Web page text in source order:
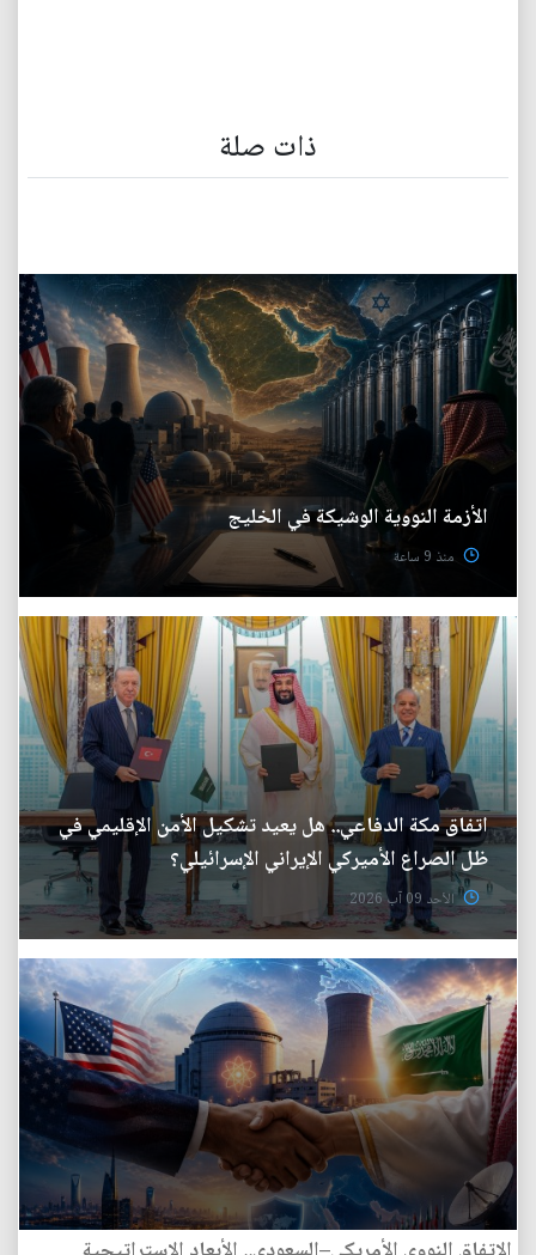
ذات صلة
الأزمة النووية الوشيكة في الخليج
منذ 9 ساعة
اتفاق مكة الدفاعي.. هل يعيد تشكيل الأمن الإقليمي في
ظل الصراع الأميركي الإيراني الإسرائيلي؟
الأحد 09 آب 2026